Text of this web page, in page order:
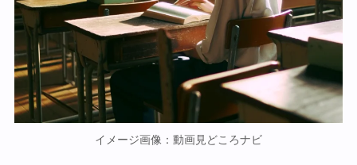
イメージ画像：動画見どころナビ